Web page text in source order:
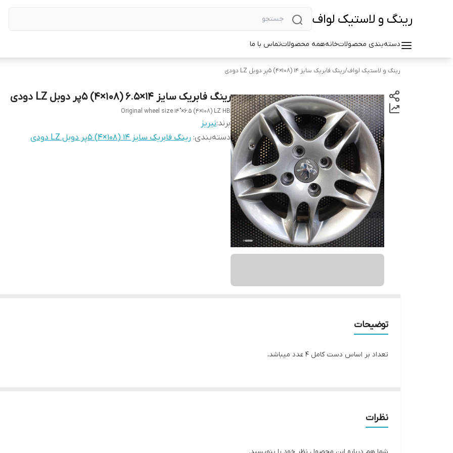
رینگ و لاستیک لواف
دسته‌بندی محصولاتخانههمه محصولاتتماس با ما
رینگ و لاستیک لواف/رینگ فابریک سایز ۱۴ (۱۰۸×۴) ۵پر دوبل LZ دودی
رینگ فابریک سایز ۱۴×۶.۵ (۱۰۸×۴) ۵پر دوبل LZ دودی
Original wheel size 14"×6.5 (4×108) LZ HB
برند:نیریز
دسته‌بندی: رینگ فابریک سایز ۱۴ (۱۰۸×۴) ۵پر دوبل LZ دودی
توضیحات
تعداد بر اساس دست کامل ۴ عدد میباشد،
نظرات